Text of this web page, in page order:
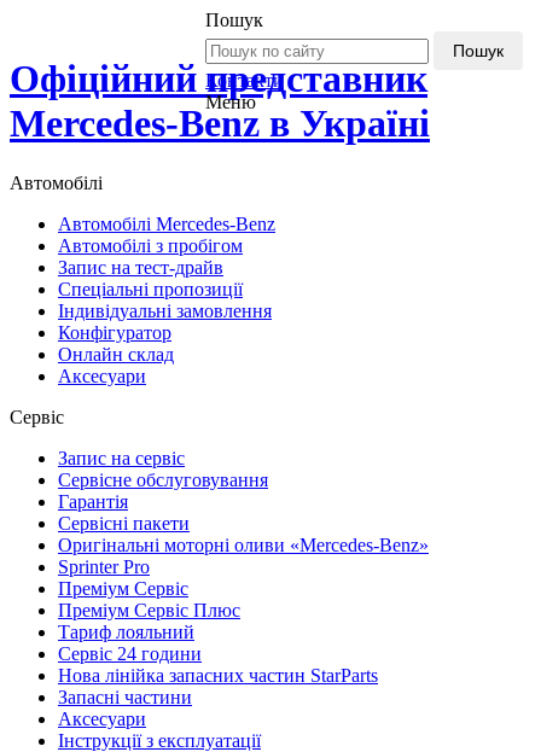
Офіційний представник
Mercedes-Benz в Україні
Пошук
Пошук
Контакти
Меню
Автомобілі
Автомобілі Mercedes-Benz
Автомобілі з пробігом
Запис на тест-драйв
Спеціальні пропозиції
Індивідуальні замовлення
Конфігуратор
Онлайн склад
Аксесуари
Сервіс
Запис на сервіс
Сервісне обслуговування
Гарантія
Сервісні пакети
Оригінальні моторні оливи «Mercedes-Benz»
Sprinter Pro
Преміум Сервіс
Преміум Сервіс Плюс
Тариф лояльний
Сервіс 24 години
Нова лінійка запасних частин StarParts
Запасні частини
Аксесуари
Інструкції з експлуатації